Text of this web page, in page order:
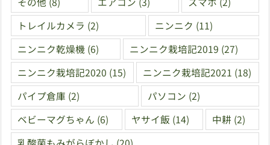
トレイルカメラ (2) ニンニク (11)
ニンニク乾燥機 (6) ニンニク栽培記2019 (27)
ニンニク栽培記2020 (15) ニンニク栽培記2021 (18)
パイプ倉庫 (2) パソコン (2)
ベビーマグちゃん (6) ヤサイ飯 (14) 中耕 (2)